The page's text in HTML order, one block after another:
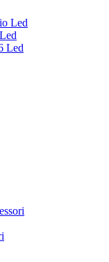
Led
Led